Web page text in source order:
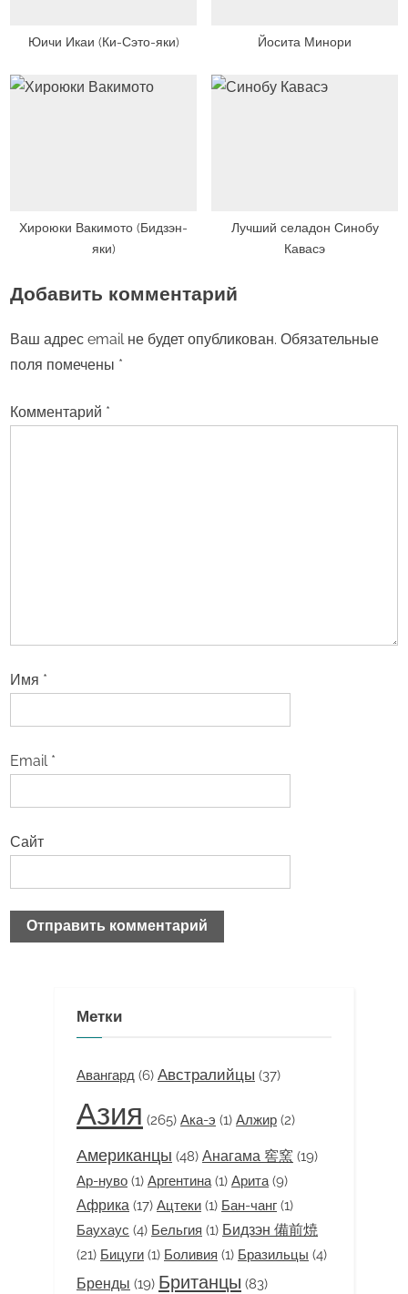
Юичи Икаи (Ки-Сэто-яки) Йосита Минори
Хироюки Вакимото (Бидзэн-
яки)
Лучший селадон Синобу
Кавасэ
Добавить комментарий
Ваш адрес email не будет опубликован. Обязательные
поля помечены *
Комментарий *
Имя *
Email *
Сайт
Метки
Авангард (6) Австралийцы (37)
Азия (265) Ака-э (1) Алжир (2)
Американцы (48) Анагама 窖窯 (19)
Ар-нуво (1) Аргентина(1) Арита(9)
Африка (17) Ацтеки (1) Бан-чанг (1)
Баухаус (4) Бельгия (1) Бидзэн 備前焼
(21) Бицуги (1) Боливия (1) Бразильцы (4)
Бренды (19) Британцы (83)